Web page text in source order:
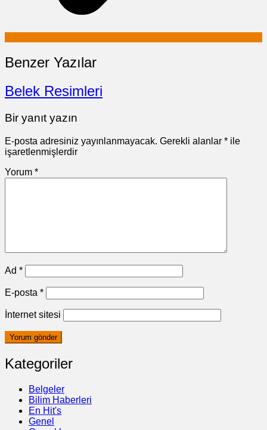
Benzer Yazılar
Belek Resimleri
Bir yanıt yazın
E-posta adresiniz yayınlanmayacak. Gerekli alanlar * ile
işaretlenmişlerdir
Yorum *
Ad *
E-posta *
İnternet sitesi
Kategoriler
Belgeler
Bilim Haberleri
En Hit's
Genel